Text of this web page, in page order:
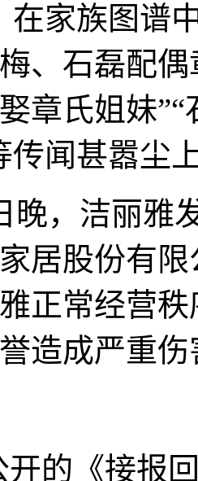
在家族图谱
、石磊配
章氏姐妹
传闻甚嚣尘
，洁丽雅发
居股份有
正常经营
造成严重
开的《接报